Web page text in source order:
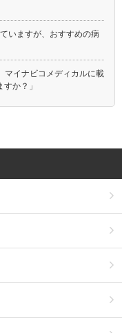
いますが、おすすめの病
マイナビコメディカルに載
か？」